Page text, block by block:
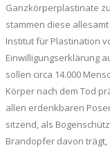
Ganzkörperplastinate
stammen diese
Institut für Plastination
Einwilligungserklärung
sollen circa 14.000
Körper nach dem Tod
allen erdenkbaren
sitzend, als
Brandopfer davon